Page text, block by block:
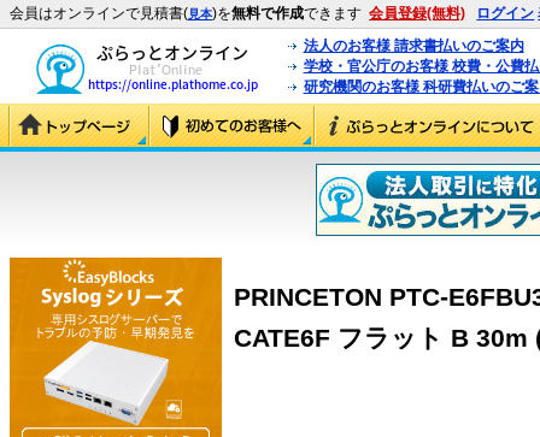
会員はオンラインで見積書(見本)を無料で作成できます 会員登録(無料) ログイン
法人のお客様 請求書払いのご案内
学校・官公庁のお客様 校費・公費
研究機関のお客様 科研費払いのご
PRINCETON PTC-
CATE6F フラット B 30m